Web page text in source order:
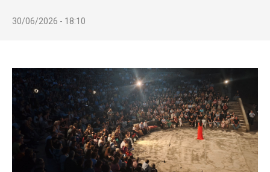
30/06/2026 - 18:10